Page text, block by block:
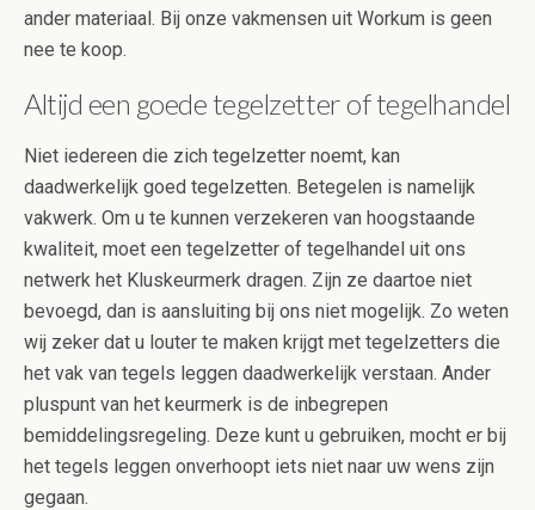
ander materiaal. Bij onze vakmensen uit Workum is geen
nee te koop.
Altijd een goede tegelzetter of tegelhandel
Niet iedereen die zich tegelzetter noemt, kan
daadwerkelijk goed tegelzetten. Betegelen is namelijk
vakwerk. Om u te kunnen verzekeren van hoogstaande
kwaliteit, moet een tegelzetter of tegelhandel uit ons
netwerk het Kluskeurmerk dragen. Zijn ze daartoe niet
bevoegd, dan is aansluiting bij ons niet mogelijk. Zo weten
wij zeker dat u louter te maken krijgt met tegelzetters die
het vak van tegels leggen daadwerkelijk verstaan. Ander
pluspunt van het keurmerk is de inbegrepen
bemiddelingsregeling. Deze kunt u gebruiken, mocht er bij
het tegels leggen onverhoopt iets niet naar uw wens zijn
gegaan.